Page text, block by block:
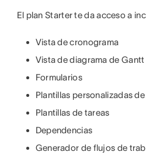
El plan Starter te da acceso a
Vista de cronograma
Vista de diagrama de Gantt
Formularios
Plantillas personalizadas
Plantillas de tareas
Dependencias
Generador de flujos de